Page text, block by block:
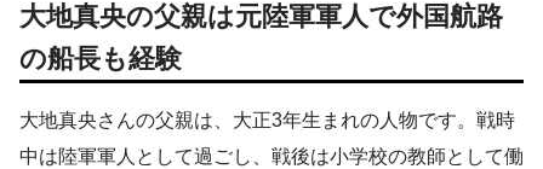
大地真央の父親は元陸軍軍人で外国航路
の船長も経験
大地真央さんの父親は、大正3年生まれの人物です。戦時
中は陸軍軍人として過ごし、戦後は小学校の教師として働